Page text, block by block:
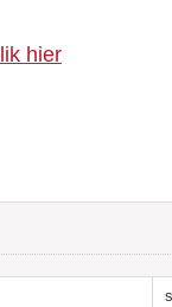
hier
in de muur en zijn zo
Er bestaat